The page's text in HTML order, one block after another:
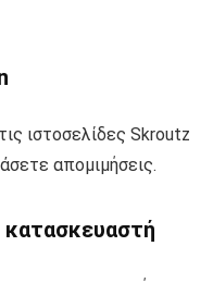
ιστοσελίδες Skroutz
απομιμήσεις.